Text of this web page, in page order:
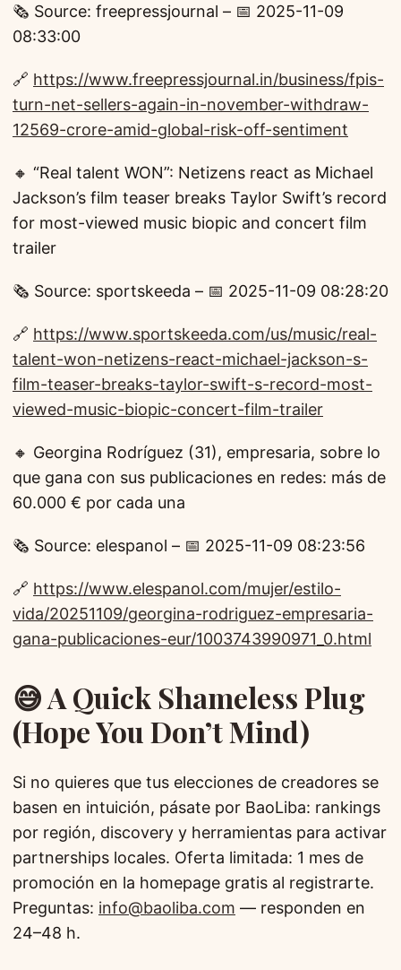
🗞️ Source: freepressjournal – 📅 2025-11-09
08:33:00
🔗 https://www.freepressjournal.in/business/fpis-
turn-net-sellers-again-in-november-withdraw-
12569-crore-amid-global-risk-off-sentiment
🔸 “Real talent WON”: Netizens react as Michael
Jackson’s film teaser breaks Taylor Swift’s record
for most-viewed music biopic and concert film
trailer
🗞️ Source: sportskeeda – 📅 2025-11-09 08:28:20
🔗 https://www.sportskeeda.com/us/music/real-
talent-won-netizens-react-michael-jackson-s-
film-teaser-breaks-taylor-swift-s-record-most-
viewed-music-biopic-concert-film-trailer
🔸 Georgina Rodríguez (31), empresaria, sobre lo
que gana con sus publicaciones en redes: más de
60.000 € por cada una
🗞️ Source: elespanol – 📅 2025-11-09 08:23:56
🔗 https://www.elespanol.com/mujer/estilo-
vida/20251109/georgina-rodriguez-empresaria-
gana-publicaciones-eur/1003743990971_0.html
😅 A Quick Shameless Plug
(Hope You Don’t Mind)
Si no quieres que tus elecciones de creadores se
basen en intuición, pásate por BaoLiba: rankings
por región, discovery y herramientas para activar
partnerships locales. Oferta limitada: 1 mes de
promoción en la homepage gratis al registrarte.
Preguntas: info@baoliba.com — responden en
24–48 h.